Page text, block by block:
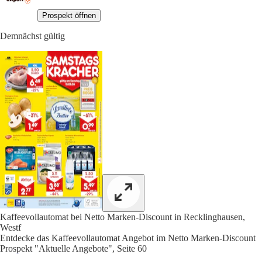
Prospekt öffnen
Demnächst gültig
Kaffeevollautomat bei Netto Marken-Discount in Recklinghausen,
Westf
Entdecke das Kaffeevollautomat Angebot im Netto Marken-Discount
Prospekt "Aktuelle Angebote", Seite 60